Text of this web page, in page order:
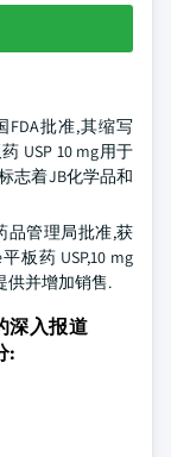
FDA批准,其缩写
USP 10 mg用于
志着JB化学品和
品管理局批准,获
板药 USP,10 mg
供并增加销售.
深入报道
: